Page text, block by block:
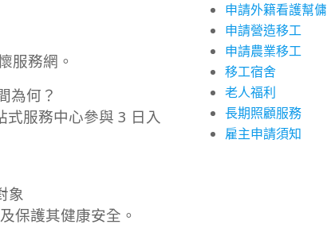
服務網。
為何？
式服務中心參與 3 日入
象
保護其健康安全。
申請外籍看護幫傭
申請營造移工
申請農業移工
移工宿舍
老人福利
長期照顧服務
雇主申請須知